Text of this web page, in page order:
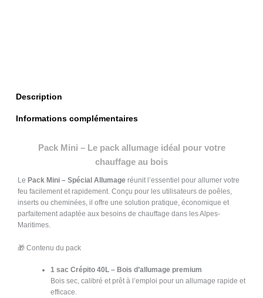
Description
Informations complémentaires
Pack Mini – Le pack allumage idéal pour votre
chauffage au bois
Le Pack Mini – Spécial Allumage réunit l’essentiel pour allumer votre
feu facilement et rapidement. Conçu pour les utilisateurs de poêles,
inserts ou cheminées, il offre une solution pratique, économique et
parfaitement adaptée aux besoins de chauffage dans les Alpes-
Maritimes.
🎁 Contenu du pack
1 sac Crépito 40L – Bois d’allumage premium
Bois sec, calibré et prêt à l’emploi pour un allumage rapide et
efficace.